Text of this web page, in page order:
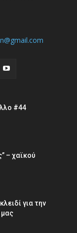
#44
– χαϊκού
για την